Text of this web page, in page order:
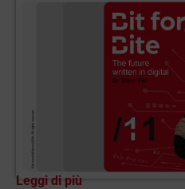
Leggi di più